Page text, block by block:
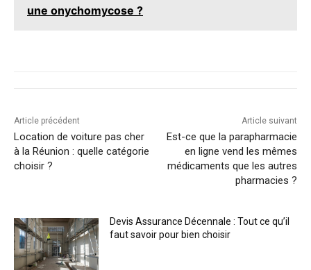
une onychomycose ?
Article précédent
Location de voiture pas cher
à la Réunion : quelle catégorie
choisir ?
Article suivant
Est-ce que la parapharmacie
en ligne vend les mêmes
médicaments que les autres
pharmacies ?
Devis Assurance Décennale : Tout ce qu’il
faut savoir pour bien choisir